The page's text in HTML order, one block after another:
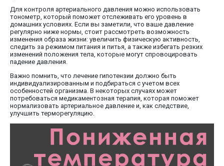
Для контроля артериального давления можно использовать
тонометр, который поможет отслеживать его уровень в
домашних условиях. Если вы заметили, что ваше давление
регулярно ниже нормы, стоит рассмотреть возможность
изменения образа жизни: увеличить физическую активность,
следить за режимом питания и питья, а также избегать резких
изменений положения тела, которые могут спровоцировать
падение давления.
Важно помнить, что лечение гипотензии должно быть
индивидуализированным и подбираться с учетом всех
особенностей организма. В некоторых случаях может
потребоваться медикаментозная терапия, которая поможет
нормализовать артериальное давление и, как следствие,
улучшить терморегуляцию.